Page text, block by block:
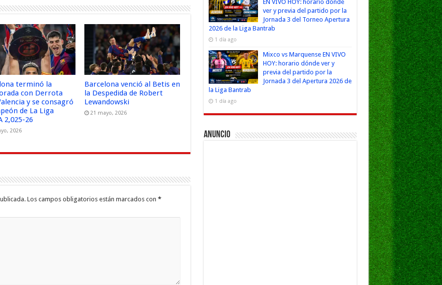
terminó la
con Derrota
y se consagró
de La Liga
2,025-26
2026
Barcelona venció al Betis en
la Despedida de Robert
Lewandowski
21 mayo, 2026
Los campos obligatorios están marcados con *
EN VIVO HOY: horario dónde
ver y previa del partido por la
Jornada 3 del Torneo Apertura
2026 de la Liga Bantrab
1 día ago
Mixco vs Marquense EN VIVO
HOY: horario dónde ver y
previa del partido por la
Jornada 3 del Apertura 2026 de
la Liga Bantrab
1 día ago
Anuncio